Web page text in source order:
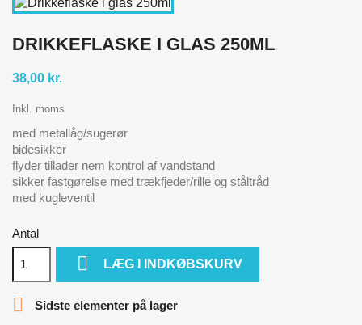
DRIKKEFLASKE I GLAS 250ML
38,00 kr.
Inkl. moms
med metallåg/sugerør
bidesikker
flyder tillader nem kontrol af vandstand
sikker fastgørelse med trækfjeder/rille og ståltråd
med kugleventil
Antal
 LÆG I INDKØBSKURV
 Sidste elementer på lager